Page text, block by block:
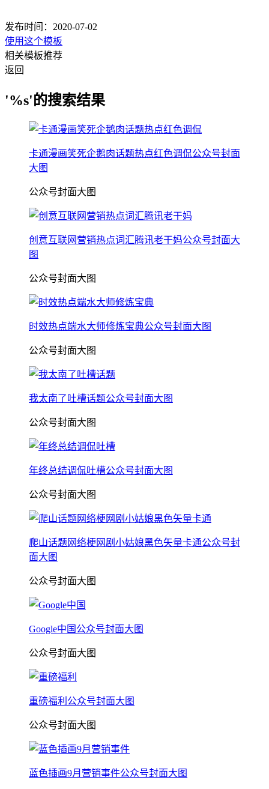
发布时间：2020-07-02
使用这个模板
相关模板推荐
返回
'%s'的搜索结果
卡通漫画笑死企鹅肉话题热点红色调侃公众号封面
大图
公众号封面大图
创意互联网营销热点词汇腾讯老干妈公众号封面大
图
公众号封面大图
时效热点端水大师修炼宝典公众号封面大图
公众号封面大图
我太南了吐槽话题公众号封面大图
公众号封面大图
年终总结调侃吐槽公众号封面大图
公众号封面大图
爬山话题网络梗网剧小姑娘黑色矢量卡通公众号封
面大图
公众号封面大图
Google中国公众号封面大图
公众号封面大图
重磅福利公众号封面大图
公众号封面大图
蓝色插画9月营销事件公众号封面大图